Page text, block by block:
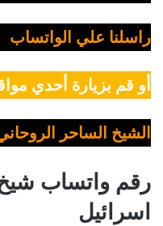
راسلنا علي الواتساب
أو قم بزيارة أحدي
الشيخ الساحر
رقم واتساب
اسرائيل